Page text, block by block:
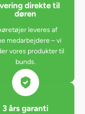
direkte til
døren
leveres af
medarbejdere – vi
vores produkter til
bunds.
3 års garanti